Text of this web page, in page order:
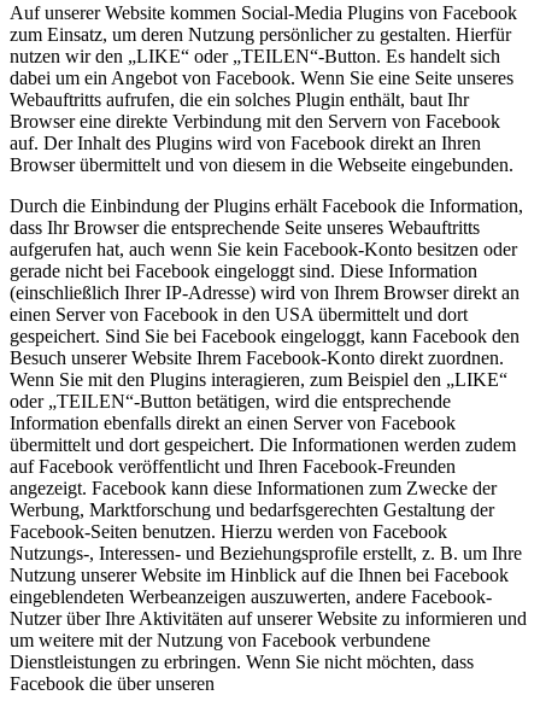
Auf unserer Website kommen Social-Media Plugins von Facebook
zum Einsatz, um deren Nutzung persönlicher zu gestalten. Hierfür
nutzen wir den „LIKE“ oder „TEILEN“-Button. Es handelt sich
dabei um ein Angebot von Facebook. Wenn Sie eine Seite unseres
Webauftritts aufrufen, die ein solches Plugin enthält, baut Ihr
Browser eine direkte Verbindung mit den Servern von Facebook
auf. Der Inhalt des Plugins wird von Facebook direkt an Ihren
Browser übermittelt und von diesem in die Webseite eingebunden.
Durch die Einbindung der Plugins erhält Facebook die Information,
dass Ihr Browser die entsprechende Seite unseres Webauftritts
aufgerufen hat, auch wenn Sie kein Facebook-Konto besitzen oder
gerade nicht bei Facebook eingeloggt sind. Diese Information
(einschließlich Ihrer IP-Adresse) wird von Ihrem Browser direkt an
einen Server von Facebook in den USA übermittelt und dort
gespeichert. Sind Sie bei Facebook eingeloggt, kann Facebook den
Besuch unserer Website Ihrem Facebook-Konto direkt zuordnen.
Wenn Sie mit den Plugins interagieren, zum Beispiel den „LIKE“
oder „TEILEN“-Button betätigen, wird die entsprechende
Information ebenfalls direkt an einen Server von Facebook
übermittelt und dort gespeichert. Die Informationen werden zudem
auf Facebook veröffentlicht und Ihren Facebook-Freunden
angezeigt. Facebook kann diese Informationen zum Zwecke der
Werbung, Marktforschung und bedarfsgerechten Gestaltung der
Facebook-Seiten benutzen. Hierzu werden von Facebook
Nutzungs-, Interessen- und Beziehungsprofile erstellt, z. B. um Ihre
Nutzung unserer Website im Hinblick auf die Ihnen bei Facebook
eingeblendeten Werbeanzeigen auszuwerten, andere Facebook-
Nutzer über Ihre Aktivitäten auf unserer Website zu informieren und
um weitere mit der Nutzung von Facebook verbundene
Dienstleistungen zu erbringen. Wenn Sie nicht möchten, dass
Facebook die über unseren